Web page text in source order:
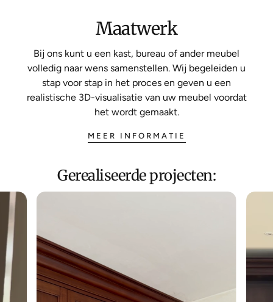
Maatwerk
Bij ons kunt u een kast, bureau of ander meubel
volledig naar wens samenstellen. Wij begeleiden u
stap voor stap in het proces en geven u een
realistische 3D-visualisatie van uw meubel voordat
het wordt gemaakt.
MEER INFORMATIE
Gerealiseerde projecten: